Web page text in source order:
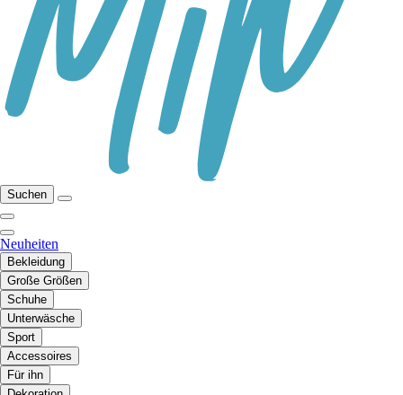
Suchen
Neuheiten
Bekleidung
Große Größen
Schuhe
Unterwäsche
Sport
Accessoires
Für ihn